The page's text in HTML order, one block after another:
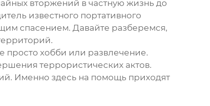
вторжений в частную жизнь до
известного портативного
спасением. Давайте разберемся,
просто хобби или развлечение.
террористических актов.
Именно здесь на помощь приходят